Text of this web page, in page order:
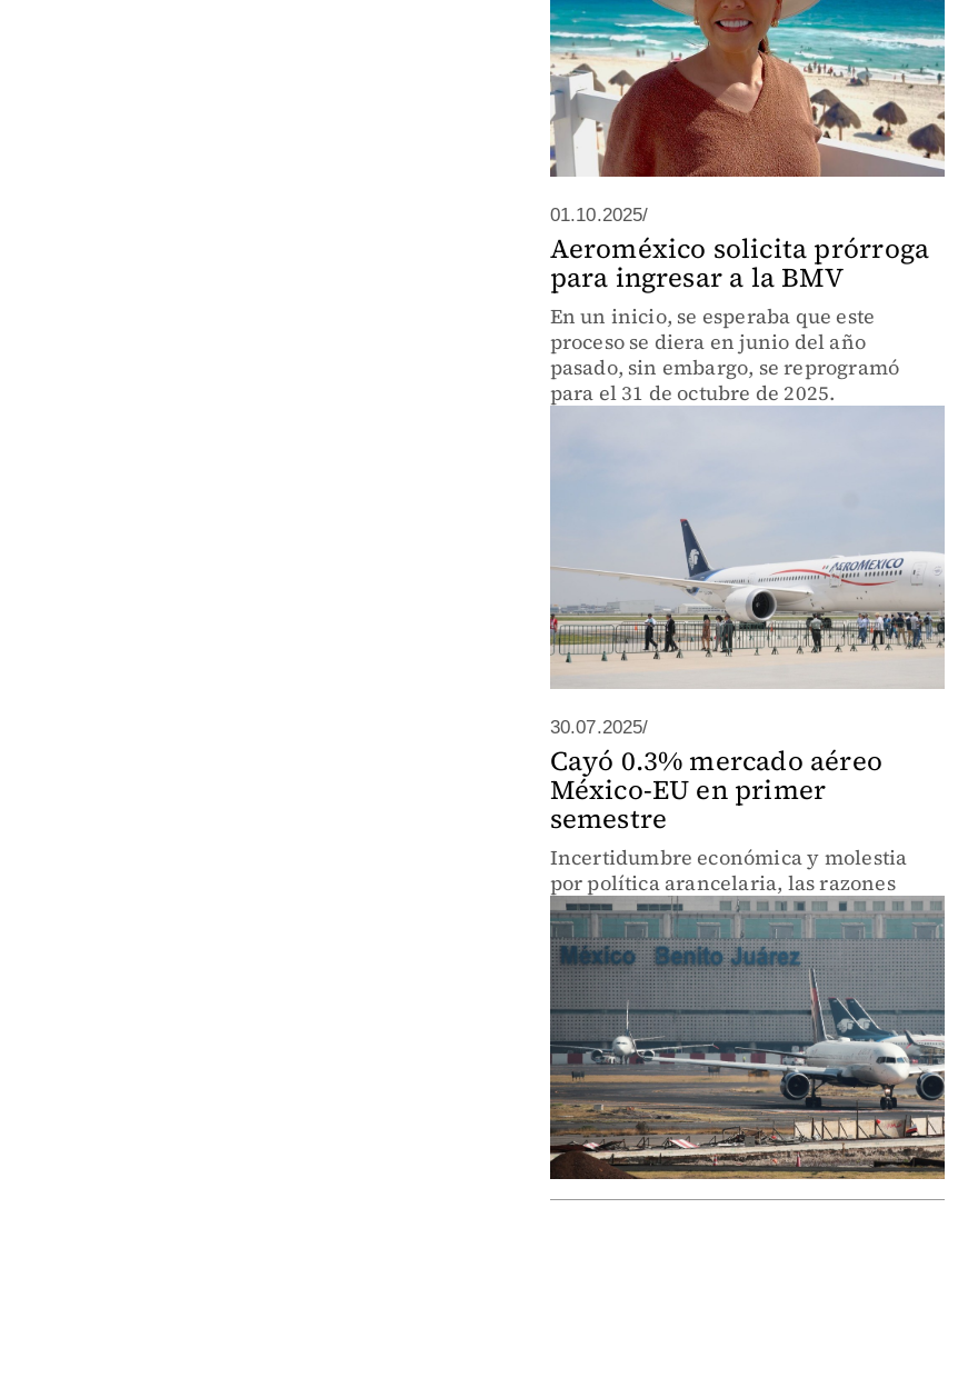
01.10.2025/
Aeroméxico solicita prórroga
para ingresar a la BMV
En un inicio, se esperaba que este
proceso se diera en junio del año
pasado, sin embargo, se reprogramó
para el 31 de octubre de 2025.
30.07.2025/
Cayó 0.3% mercado aéreo
México-EU en primer
semestre
Incertidumbre económica y molestia
por política arancelaria, las razones